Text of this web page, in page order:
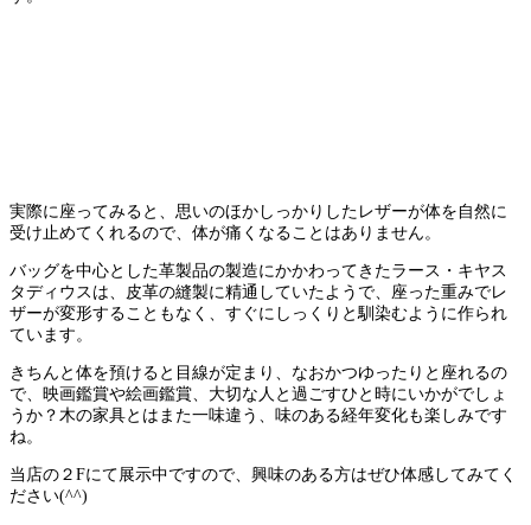
実際に座ってみると、思いのほかしっかりしたレザーが体を自然に
受け止めてくれるので、体が痛くなることはありません。
バッグを中心とした革製品の製造にかかわってきたラース・キヤス
タディウスは、皮革の縫製に精通していたようで、座った重みでレ
ザーが変形することもなく、すぐにしっくりと馴染むように作られ
ています。
きちんと体を預けると目線が定まり、なおかつゆったりと座れるの
で、映画鑑賞や絵画鑑賞、大切な人と過ごすひと時にいかがでしょ
うか？木の家具とはまた一味違う、味のある経年変化も楽しみです
ね。
当店の２Fにて展示中ですので、興味のある方はぜひ体感してみてく
ださい(^^)